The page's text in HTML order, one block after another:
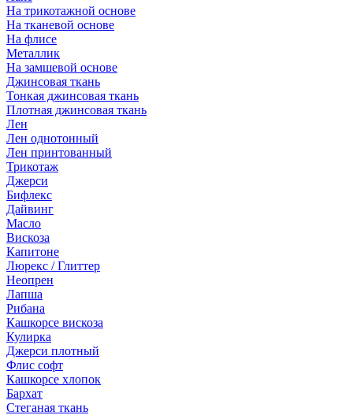
На трикотажной основе
На тканевой основе
На флисе
Металлик
На замшевой основе
Джинсовая ткань
Тонкая джинсовая ткань
Плотная джинсовая ткань
Лен
Лен однотонный
Лен принтованный
Трикотаж
Джерси
Бифлекс
Дайвинг
Масло
Вискоза
Капитоне
Люрекс / Глиттер
Неопрен
Лапша
Рибана
Кашкорсе вискоза
Кулирка
Джерси плотный
Флис софт
Кашкорсе хлопок
Бархат
Стеганая ткань